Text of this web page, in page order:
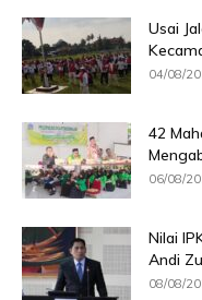
Usai
04/08/
42
06/08/
Nilai
Andi
08/08/